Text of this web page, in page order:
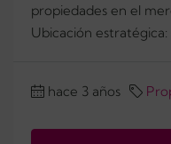
propiedades en el
Ubicación estratégica:
hace 3 años